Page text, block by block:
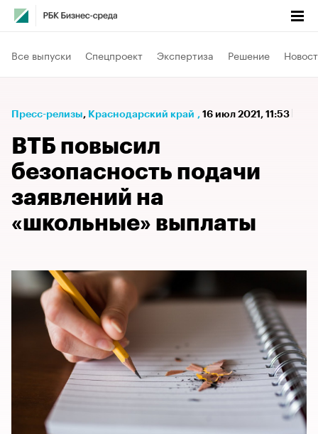
Все выпуски Спецпроект Экспертиза Решение
Пресс-релизы⁠, Краснодарский край , 16 июл 2021, 11:53
ВТБ повысил
безопасность подачи
заявлений на
«школьные» выплаты